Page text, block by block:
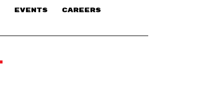
EVENTS CAREERS